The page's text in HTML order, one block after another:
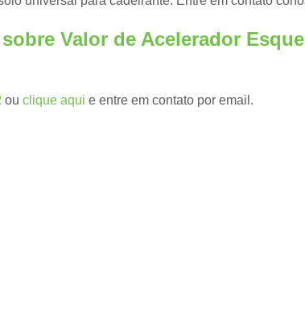
aceleradores
Módulos de
Adaptação
Valor de Acelerador
ou clique aqui e entre em contato por email.